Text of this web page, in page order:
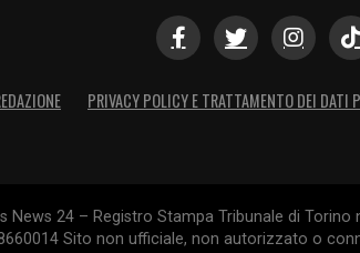
PRIVACY POLICY E TRATTAMENTO DEI DATI
24 – Registro Stampa Tribunale di
Sito non ufficiale, non autorizzato o